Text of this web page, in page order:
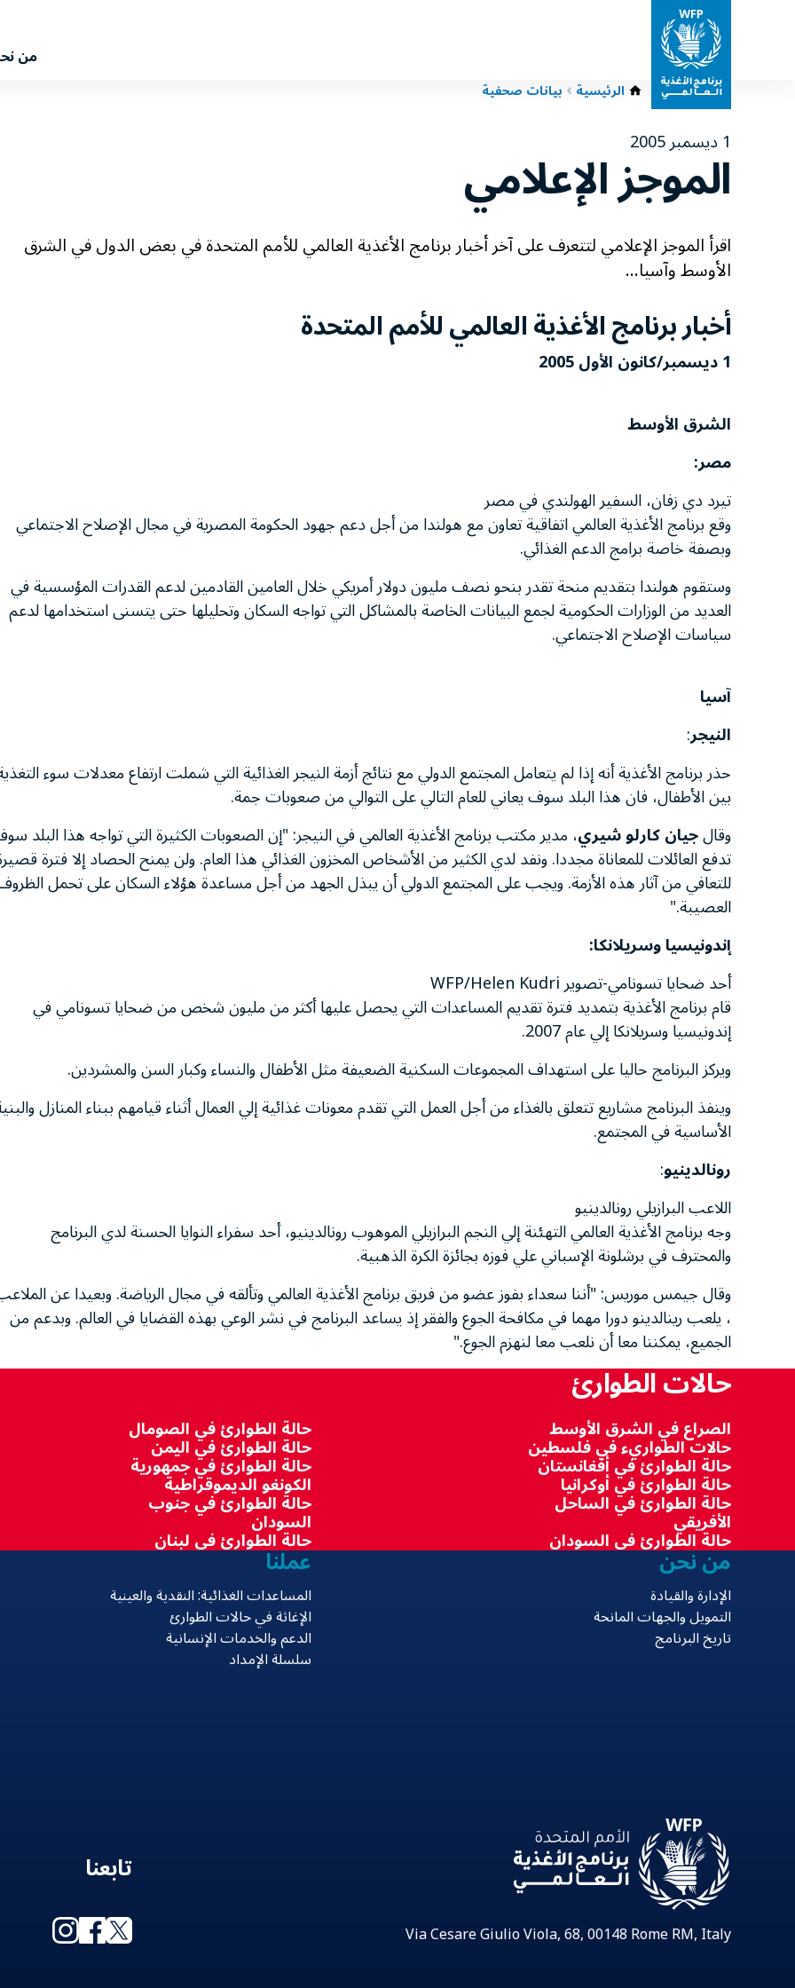
من
الرئيسية بيانات صحفية
1 ديسمبر 2005
الموجز الإعلامي
اقرأ الموجز الإعلامي لتتعرف على آخر أخبار برنامج الأغذية العالمي للأمم المتحدة في بعض الدول في الشرق
الأوسط وآسيا...
أخبار برنامج الأغذية العالمي للأمم المتحدة
1 ديسمبر/كانون الأول 2005
الشرق الأوسط
مصر:
تيرد دي زفان، السفير الهولندي في مصر
وقع برنامج الأغذية العالمي اتفاقية تعاون مع هولندا من أجل دعم جهود الحكومة المصرية في مجال الإصلاح الاجتماعي
وبصفة خاصة برامج الدعم الغذائي.
وستقوم هولندا بتقديم منحة تقدر بنحو نصف مليون دولار أمريكي خلال العامين القادمين لدعم القدرات المؤسسية في
العديد من الوزارات الحكومية لجمع البيانات الخاصة بالمشاكل التي تواجه السكان وتحليلها حتى يتسنى استخدامها لدعم
سياسات الإصلاح الاجتماعي.
آسيا
النيجر:
حذر برنامج الأغذية أنه إذا لم يتعامل المجتمع الدولي مع نتائج أزمة النيجر الغذائية التي شملت ارتفاع معدلات سوء
بين الأطفال، فان هذا البلد سوف يعاني للعام التالي على التوالي من صعوبات جمة.
وقالجيان كارلو شيري، مدير مكتب برنامج الأغذية العالمي في النيجر: "إن الصعوبات الكثيرة التي تواجه هذا البلد
تدفع العائلات للمعاناة مجددا. ونفد لدي الكثير من الأشخاص المخزون الغذائي هذا العام. ولن يمنح الحصاد إلا فترة
للتعافي من آثار هذه الأزمة. ويجب على المجتمع الدولي أن يبذل الجهد من أجل مساعدة هؤلاء السكان على تحمل
العصيبة."
إندونيسيا وسريلانكا:
أحد ضحايا تسونامي-تصوير WFP/Helen Kudri
قام برنامج الأغذية بتمديد فترة تقديم المساعدات التي يحصل عليها أكثر من مليون شخص من ضحايا تسونامي في
إندونيسيا وسريلانكا إلي عام 2007.
ويركز البرنامج حاليا على استهداف المجموعات السكنية الضعيفة مثل الأطفال والنساء وكبار السن والمشردين.
وينفذ البرنامج مشاريع تتعلق بالغذاء من أجل العمل التي تقدم معونات غذائية إلي العمال أثناء قيامهم ببناء المنازل
الأساسية في المجتمع.
رونالدينيو:
اللاعب البرازيلي رونالدينيو
وجه برنامج الأغذية العالمي التهئنة إلي النجم البرازيلي الموهوب رونالدينيو، أحد سفراء النوايا الحسنة لدي البرنامج
والمحترف في برشلونة الإسباني علي فوزه بجائزة الكرة الذهبية.
وقال جيمس موريس: "أننا سعداء بفوز عضو من فريق برنامج الأغذية العالمي وتألقه في مجال الرياضة. وبعيدا عن
، يلعب رينالدينو دورا مهما في مكافحة الجوع والفقر إذ يساعد البرنامج في نشر الوعي بهذه القضايا في العالم. وبدعم من
الجميع، يمكننا معا أن نلعب معا لنهزم الجوع."
حالات الطوارئ
الصراع في الشرق الأوسط
حالات الطواريء في فلسطين
حالة الطوارئ في أفغانستان
حالة الطوارئ في أوكرانيا
حالة الطوارئ في الساحل
الأفريقي
حالة الطوارئ في السودان
حالة الطوارئ في الصومال
حالة الطوارئ في اليمن
حالة الطوارئ في جمهورية
الكونغو الديموقراطية
حالة الطوارئ في جنوب
السودان
حالة الطوارئ في لبنان من نحن
الإدارة والقيادة
التمويل والجهات المانحة
تاريخ البرنامج
عملنا
المساعدات الغذائية: النقدية والعينية
الإغاثة في حالات الطوارئ
الدعم والخدمات الإنسانية
سلسلة الإمداد
Via Cesare Giulio Viola, 68, 00148 Rome RM, Italy
تابعنا